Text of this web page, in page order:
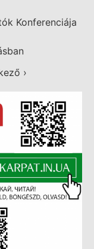
Konferenciája
›